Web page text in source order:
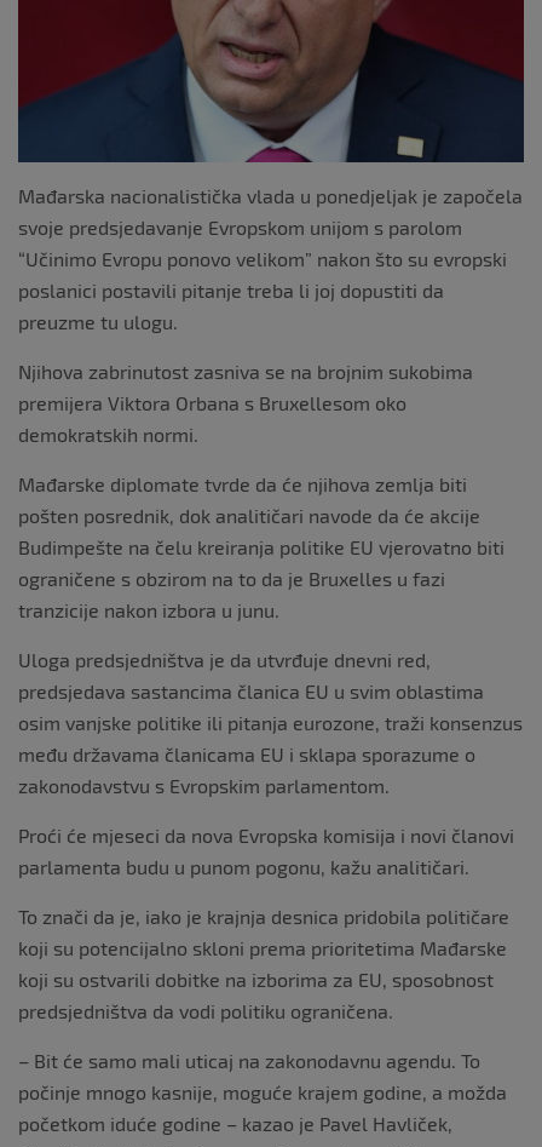
Mađarska nacionalistička vlada u ponedjeljak je započela
svoje predsjedavanje Evropskom unijom s parolom
“Učinimo Evropu ponovo velikom” nakon što su evropski
poslanici postavili pitanje treba li joj dopustiti da
preuzme tu ulogu.
Njihova zabrinutost zasniva se na brojnim sukobima
premijera Viktora Orbana s Bruxellesom oko
demokratskih normi.
Mađarske diplomate tvrde da će njihova zemlja biti
pošten posrednik, dok analitičari navode da će akcije
Budimpešte na čelu kreiranja politike EU vjerovatno biti
ograničene s obzirom na to da je Bruxelles u fazi
tranzicije nakon izbora u junu.
Uloga predsjedništva je da utvrđuje dnevni red,
predsjedava sastancima članica EU u svim oblastima
osim vanjske politike ili pitanja eurozone, traži konsenzus
među državama članicama EU i sklapa sporazume o
zakonodavstvu s Evropskim parlamentom.
Proći će mjeseci da nova Evropska komisija i novi članovi
parlamenta budu u punom pogonu, kažu analitičari.
To znači da je, iako je krajnja desnica pridobila političare
koji su potencijalno skloni prema prioritetima Mađarske
koji su ostvarili dobitke na izborima za EU, sposobnost
predsjedništva da vodi politiku ograničena.
– Bit će samo mali uticaj na zakonodavnu agendu. To
počinje mnogo kasnije, moguće krajem godine, a možda
početkom iduće godine – kazao je Pavel Havliček,